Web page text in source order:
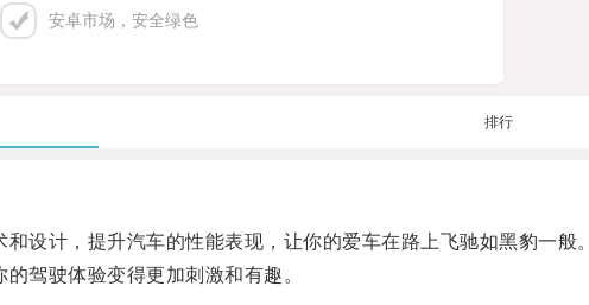
安卓市场，安全绿色
排行
计，提升汽车的性能表现，让你的爱车在路上飞驰如黑豹一般。
驾驶体验变得更加刺激和有趣。